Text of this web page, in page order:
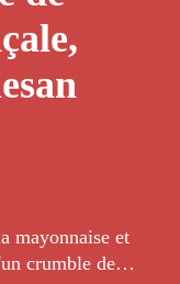
mayonnaise et
crumble de